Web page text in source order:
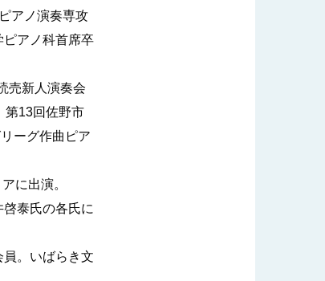
アノ演奏専攻
ピアノ科首席卒
売新人演奏会
第13回佐野市
ーグ作曲ピア
に出演。
泰氏の各氏に
。いばらき文